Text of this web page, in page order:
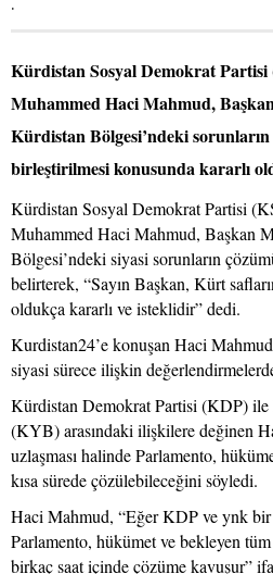
Kürdistan Sosyal Demokrat Partisi
Muhammed Haci Mahmud,
Kürdistan Bölgesi’ndeki
birleştirilmesi konusunda kararlı
Kürdistan Sosyal Demokrat Partisi
Muhammed Haci Mahmud, Başkan
Bölgesi’ndeki siyasi sorunların
belirterek, “Sayın Başkan, Kürt
oldukça kararlı ve isteklidir” dedi.
Kurdistan24’e konuşan Haci
siyasi sürece ilişkin
Kürdistan Demokrat Partisi (KDP)
(KYB) arasındaki ilişkilere değinen
uzlaşması halinde Parlamento,
kısa sürede çözülebileceğini söyledi.
Haci Mahmud, “Eğer KDP ve ynk bir
Parlamento, hükümet ve bekleyen
birkaç saat içinde çözüme kavuşur”